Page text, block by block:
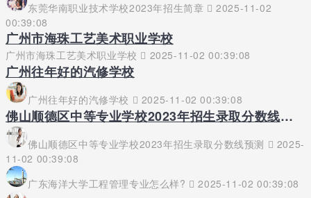
东莞华南职业技术学校2023年招生简章
2025-11-02
00:39:08
广州市海珠工艺美术职业学校
广州市海珠工艺美术职业学校 2025-11-02 00:39:08
广州往年好的汽修学校
广州往年好的汽修学校 2025-11-02 00:39:08
佛山顺德区中等专业学校2023年招生录取分数线预测
佛山顺德区中等专业学校2023年招生录取分数线预测
2025-
11-02 00:39:08
广东海洋大学工程管理专业怎么样?
2025-11-02 00:39:08